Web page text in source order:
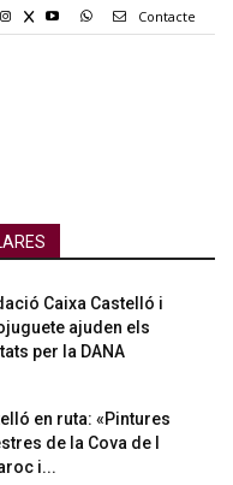
Contacte
Caixa Castelló i
ajuden els
per la DANA
en ruta: «Pintures
de la Cova de l
i...